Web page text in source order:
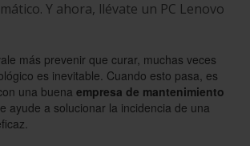
Y ahora, llévate un PC Lenovo
más prevenir que curar, muchas veces
es inevitable. Cuando esto pasa, es
una buenaempresa de mantenimiento
ayude a solucionar la incidencia de una